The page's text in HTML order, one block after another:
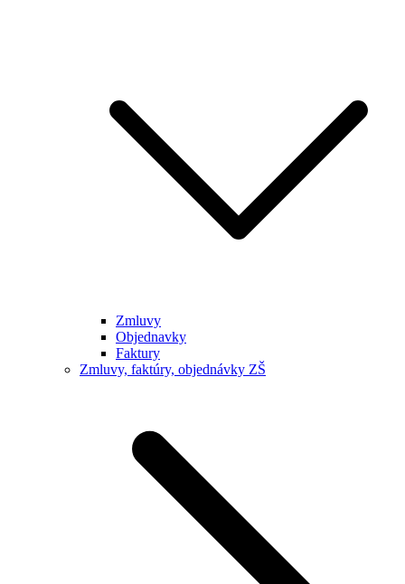
Zmluvy
Objednavky
Faktury
Zmluvy, faktúry, objednávky ZŠ